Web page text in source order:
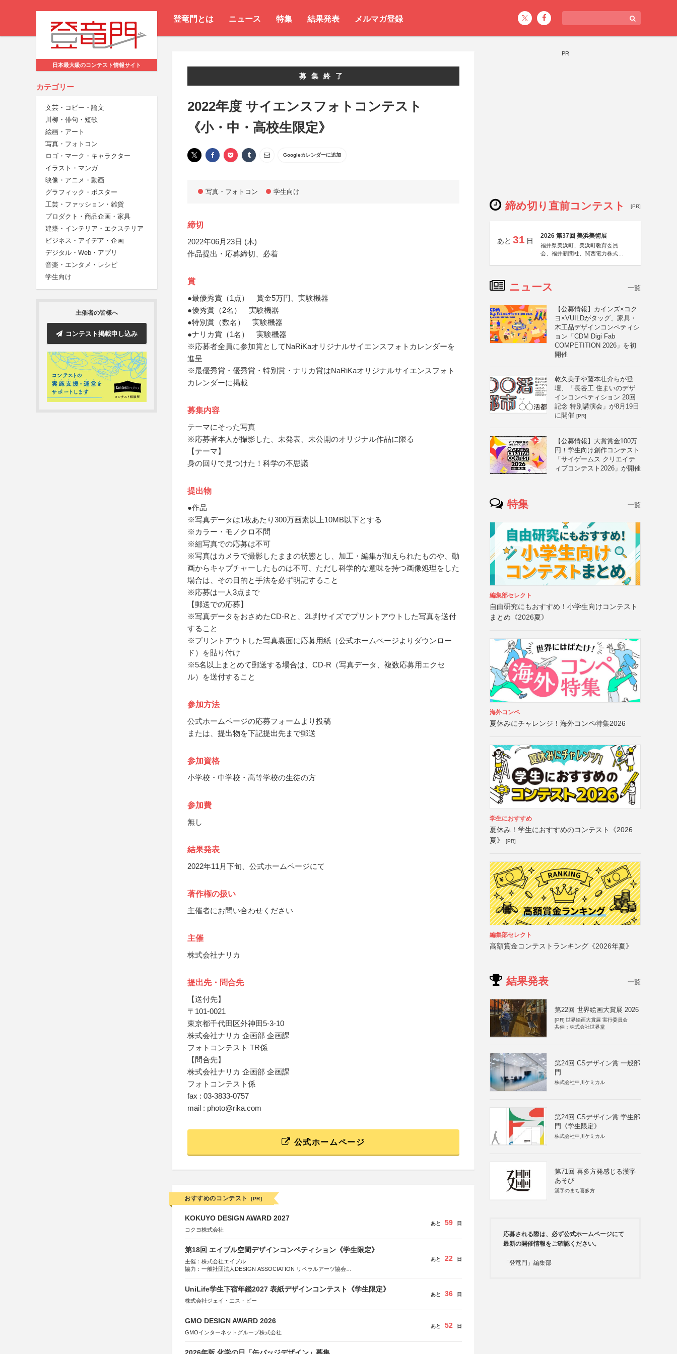
登竜門とは ニュース 特集 結果発表 メルマガ登録
日本最大級のコンテスト情報サイト
カテゴリー
文芸・コピー・論文
川柳・俳句・短歌
絵画・アート
写真・フォトコン
ロゴ・マーク・キャラクター
イラスト・マンガ
映像・アニメ・動画
グラフィック・ポスター
工芸・ファッション・雑貨
プロダクト・商品企画・家具
建築・インテリア・エクステリア
ビジネス・アイデア・企画
デジタル・Web・アプリ
音楽・エンタメ・レシピ
学生向け
主催者の皆様へ
コンテスト掲載申し込み
募集終了
2022年度 サイエンスフォトコンテスト
《小・中・高校生限定》
Googleカレンダーに追加
写真・フォトコン 学生向け
締切
2022年06月23日 (木)
作品提出・応募締切、必着
賞
●最優秀賞（1点） 賞金5万円、実験機器
●優秀賞（2名） 実験機器
●特別賞（数名） 実験機器
●ナリカ賞（1名） 実験機器
※応募者全員に参加賞としてNaRiKaオリジナルサイエンスフォトカレンダーを
進呈
※最優秀賞・優秀賞・特別賞・ナリカ賞はNaRiKaオリジナルサイエンスフォト
カレンダーに掲載
募集内容
テーマにそった写真
※応募者本人が撮影した、未発表、未公開のオリジナル作品に限る
【テーマ】
身の回りで見つけた！科学の不思議
提出物
●作品
※写真データは1枚あたり300万画素以上10MB以下とする
※カラー・モノクロ不問
※組写真での応募は不可
※写真はカメラで撮影したままの状態とし、加工・編集が加えられたものや、動
画からキャプチャーしたものは不可、ただし科学的な意味を持つ画像処理をした
場合は、その目的と手法を必ず明記すること
※応募は一人3点まで
【郵送での応募】
※写真データをおさめたCD-Rと、2L判サイズでプリントアウトした写真を送付
すること
※プリントアウトした写真裏面に応募用紙（公式ホームページよりダウンロー
ド）を貼り付け
※5名以上まとめて郵送する場合は、CD-R（写真データ、複数応募用エクセ
ル）を送付すること
参加方法
公式ホームページの応募フォームより投稿
または、提出物を下記提出先まで郵送
参加資格
小学校・中学校・高等学校の生徒の方
参加費
無し
結果発表
2022年11月下旬、公式ホームページにて
著作権の扱い
主催者にお問い合わせください
主催
株式会社ナリカ
提出先・問合先
【送付先】
〒101-0021
東京都千代田区外神田5-3-10
株式会社ナリカ 企画部 企画課
フォトコンテスト TR係
【問合先】
株式会社ナリカ 企画部 企画課
フォトコンテスト係
fax : 03-3833-0757
mail : photo@rika.com
公式ホームページ
おすすめのコンテスト [PR]
KOKUYO DESIGN AWARD 2027
コクヨ株式会社
あと 59 日
第18回 エイブル空間デザインコンペティション《学生限定》
主催：株式会社エイブル
協力：一般社団法人DESIGN ASSOCIATION リベラルアーツ協会
あと 22 日
UniLife学生下宿年鑑2027 表紙デザインコンテスト《学生限定》
株式会社ジェイ・エス・ビー
あと 36 日
GMO DESIGN AWARD 2026
GMOインターネットグループ株式会社
あと 52 日
PR
締め切り直前コンテスト [PR]
あと 31 日
2026 第37回 美浜美術展
福井県美浜町、美浜町教育委員
会、福井新聞社、関西電力株式会
ニュース 一覧
【公募情報】カインズ×コク
ヨ×VUILDがタッグ、家具・
木工品デザインコンペティシ
ョン「CDM Digi Fab
COMPETITION 2026」を初
開催
乾久美子や藤本壮介らが登
壇、「長谷工 住まいのデザ
インコンペティション 20回
記念 特別講演会」が8月19日
に開催 [PR]
【公募情報】大賞賞金100万
円！学生向け創作コンテスト
「サイゲームス クリエイテ
ィブコンテスト2026」が開催
特集 一覧
編集部セレクト
自由研究にもおすすめ！小学生向けコンテスト
まとめ《2026夏》
海外コンペ
夏休みにチャレンジ！海外コンペ特集2026
学生におすすめ
夏休み！学生におすすめのコンテスト《2026
夏》
[PR]
編集部セレクト
高額賞金コンテストランキング《2026年夏》
結果発表 一覧
第22回 世界絵画大賞展 2026
[PR] 世界絵画大賞展 実行委員会
共催：株式会社世界堂
第24回 CSデザイン賞 一般部
門
株式会社中川ケミカル
第24回 CSデザイン賞 学生部
門《学生限定》
株式会社中川ケミカル
第71回 喜多方発感じる漢字
あそび
漢字のまち喜多方
応募される際は、必ず公式ホームページにて
最新の開催情報をご確認ください。
「登竜門」編集部